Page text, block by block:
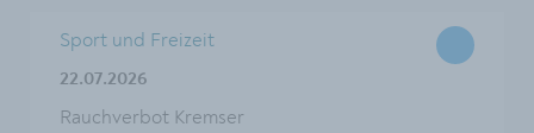
Sport und Freizeit
22.07.2026
Rauchverbot Kremser